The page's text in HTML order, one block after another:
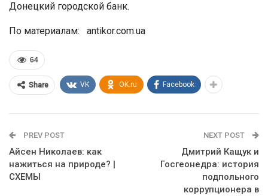
Донецкий городской банк.
По материалам: antikor.com.ua
64
Share VK OK.ru Facebook
PREV POST
Айсен Николаев: как
нажиться на природе? |
СХЕМЫ
NEXT POST
Дмитрий Кащук и
Госгеонедра: история
подпольного
коррупционера в